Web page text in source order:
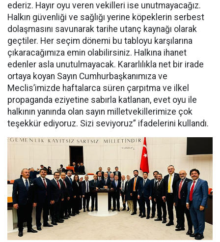
ederiz. Hayır oyu veren vekilleri ise unutmayacağız.
Halkın güvenliği ve sağlığı yerine köpeklerin serbest
dolaşmasını savunarak tarihe utanç kaynağı olarak
geçtiler. Her seçim dönemi bu tabloyu karşılarına
çıkaracağımıza emin olabilirsiniz. Halkına ihanet
edenler asla unutulmayacak. Kararlılıkla net bir irade
ortaya koyan Sayın Cumhurbaşkanımıza ve
Meclis’imizde haftalarca süren çarpıtma ve ilkel
propaganda eziyetine sabırla katlanan, evet oyu ile
halkının yanında olan sayın milletvekillerimize çok
teşekkür ediyoruz. Sizi seviyoruz” ifadelerini kullandı.